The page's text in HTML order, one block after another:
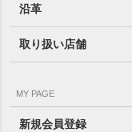
沿革
取り扱い店舗
MY PAGE
新規会員登録